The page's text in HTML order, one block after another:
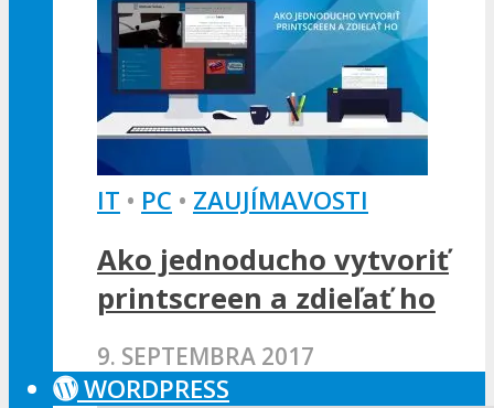
IT • PC • ZAUJÍMAVOSTI
Ako jednoducho vytvoriť
printscreen a zdieľať ho
9. SEPTEMBRA 2017
WORDPRESS